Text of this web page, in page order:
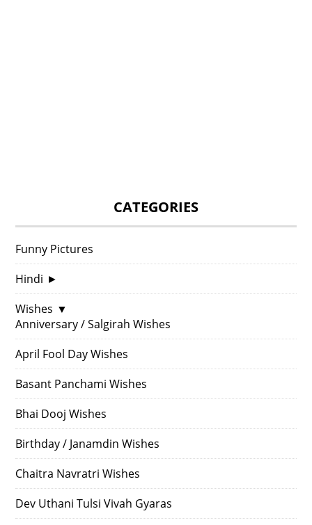
CATEGORIES
Funny Pictures
Hindi ►
Wishes ▼
Anniversary / Salgirah Wishes
April Fool Day Wishes
Basant Panchami Wishes
Bhai Dooj Wishes
Birthday / Janamdin Wishes
Chaitra Navratri Wishes
Dev Uthani Tulsi Vivah Gyaras